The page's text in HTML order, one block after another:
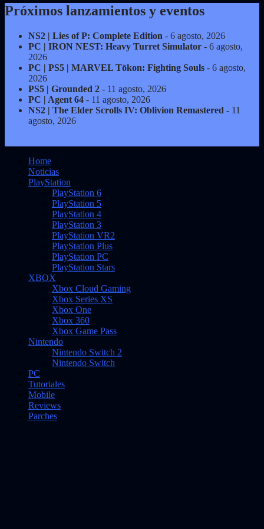
Próximos lanzamientos y eventos
NS2 | Lies of P: Complete Edition - 6 agosto, 2026
PC | IRON NEST: Heavy Turret Simulator - 6 agosto,
2026
PC | PS5 | MARVEL Tōkon: Fighting Souls - 6 agosto,
2026
PS5 | Grounded 2 - 11 agosto, 2026
PC | Agent 64 - 11 agosto, 2026
NS2 | The Elder Scrolls IV: Oblivion Remastered - 11
agosto, 2026
Home
Noticias
PlayStation
PlayStation 6
PlayStation 5
PlayStation 4
PlayStation 3
PlayStation VR2
PlayStation Plus
PlayStation PC
PlayStation Stars
XBOX
Xbox Cloud Gaming
Xbox Series XS
Xbox One
Xbox 360
Xbox Game Pass
Nintendo
Nintendo Switch 2
Nintendo Switch
PC
Tutoriales
Mobile
Reviews
Parches